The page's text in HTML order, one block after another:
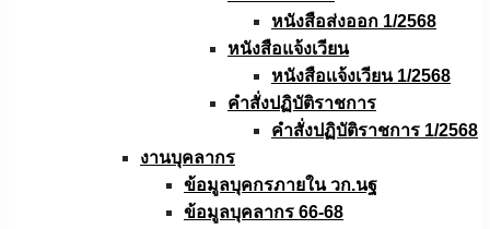
หนังสือส่งออก 1/2568
หนังสือแจ้งเวียน
หนังสือเเจ้งเวียน 1/2568
คำสั่งปฏิบัติราชการ
คำสั่งปฏิบัติราชการ 1/2568
งานบุคลากร
ข้อมูลบุคกรภายใน วก.นฐ
ข้อมูลบุคลากร 66-68